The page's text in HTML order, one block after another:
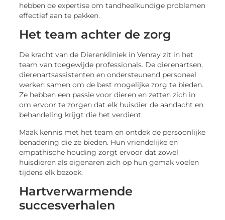
hebben de expertise om tandheelkundige problemen
effectief aan te pakken.
Het team achter de zorg
De kracht van de Dierenkliniek in Venray zit in het
team van toegewijde professionals. De dierenartsen,
dierenartsassistenten en ondersteunend personeel
werken samen om de best mogelijke zorg te bieden.
Ze hebben een passie voor dieren en zetten zich in
om ervoor te zorgen dat elk huisdier de aandacht en
behandeling krijgt die het verdient.
Maak kennis met het team en ontdek de persoonlijke
benadering die ze bieden. Hun vriendelijke en
empathische houding zorgt ervoor dat zowel
huisdieren als eigenaren zich op hun gemak voelen
tijdens elk bezoek.
Hartverwarmende
succesverhalen